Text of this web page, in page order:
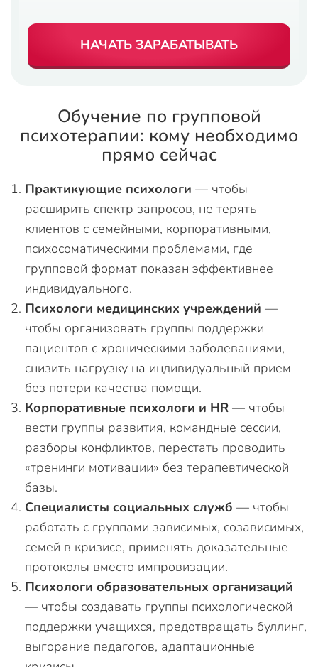
НАЧАТЬ ЗАРАБАТЫВАТЬ
Обучение по групповой
психотерапии: кому необходимо
прямо сейчас
Практикующие психологи — чтобы
расширить спектр запросов, не терять
клиентов с семейными, корпоративными,
психосоматическими проблемами, где
групповой формат показан эффективнее
индивидуального.
Психологи медицинских учреждений —
чтобы организовать группы поддержки
пациентов с хроническими заболеваниями,
снизить нагрузку на индивидуальный прием
без потери качества помощи.
Корпоративные психологи и HR — чтобы
вести группы развития, командные сессии,
разборы конфликтов, перестать проводить
«тренинги мотивации» без терапевтической
базы.
Специалисты социальных служб — чтобы
работать с группами зависимых, созависимых,
семей в кризисе, применять доказательные
протоколы вместо импровизации.
Психологи образовательных организаций
— чтобы создавать группы психологической
поддержки учащихся, предотвращать буллинг,
выгорание педагогов, адаптационные